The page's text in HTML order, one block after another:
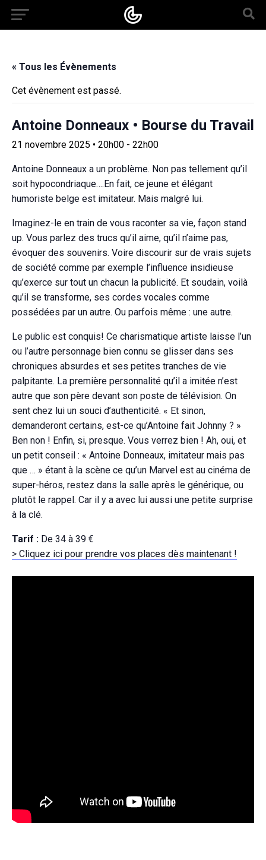
« Tous les Évènements
Cet évènement est passé.
Antoine Donneaux • Bourse du Travail
21 novembre 2025 • 20h00 - 22h00
Antoine Donneaux a un problème. Non pas tellement qu’il
soit hypocondriaque….En fait, ce jeune et élégant
humoriste belge est imitateur. Mais malgré lui.
Imaginez-le en train de vous raconter sa vie, façon stand
up. Vous parlez des trucs qu’il aime, qu’il n’aime pas,
évoquer des souvenirs. Voire discourir sur de vrais sujets
de société comme par exemple l’influence insidieuse
qu’exerce sur tout un chacun la publicité. Et soudain, voilà
qu’il se transforme, ses cordes vocales comme
possédées par un autre. Ou parfois même : une autre.
Le public est conquis! Ce charismatique artiste laisse l’un
ou l’autre personnage bien connu se glisser dans ses
chroniques absurdes et ses petites tranches de vie
palpitante. La première personnalité qu’il a imitée n’est
autre que son père devant son poste de télévision. On
sent chez lui un souci d’authenticité. « Et sinon,
demanderont certains, est-ce qu’Antoine fait Johnny ? »
Ben non ! Enfin, si, presque. Vous verrez bien ! Ah, oui, et
un petit conseil : « Antoine Donneaux, imitateur mais pas
que … » étant à la scène ce qu’un Marvel est au cinéma de
super-héros, restez dans la salle après le générique, ou
plutôt le rappel. Car il y a avec lui aussi une petite surprise
à la clé.
Tarif : De 34 à 39 €
> Cliquez ici pour prendre vos places dès maintenant !